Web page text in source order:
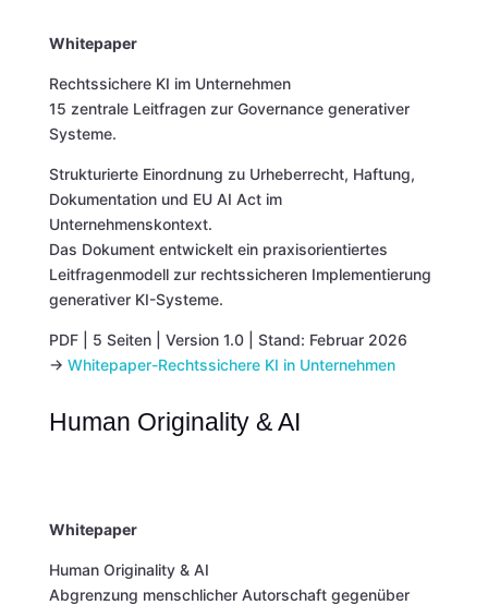
Whitepaper
Rechtssichere KI im Unternehmen
15 zentrale Leitfragen zur Governance generativer
Systeme.
Strukturierte Einordnung zu Urheberrecht, Haftung,
Dokumentation und EU AI Act im
Unternehmenskontext.
Das Dokument entwickelt ein praxisorientiertes
Leitfragenmodell zur rechtssicheren Implementierung
generativer KI-Systeme.
PDF | 5 Seiten | Version 1.0 | Stand: Februar 2026
→ Whitepaper-Rechtssichere KI in Unternehmen
Human Originality & AI
Whitepaper
Human Originality & AI
Abgrenzung menschlicher Autorschaft gegenüber